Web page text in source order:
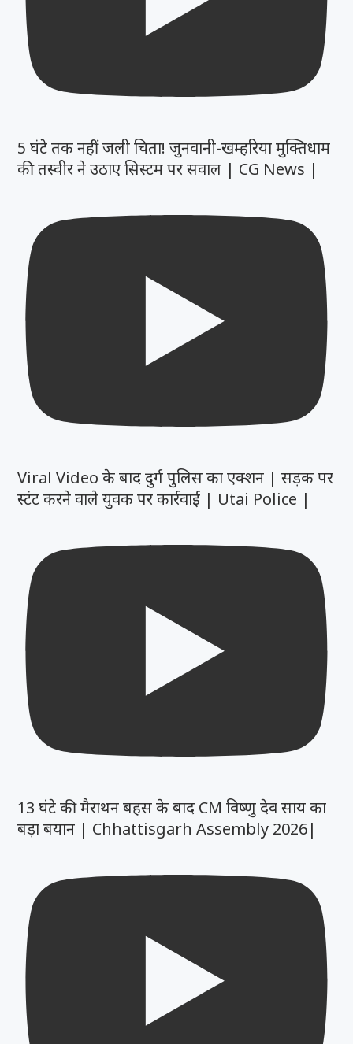
5 घंटे तक नहीं जली चिता! जुनवानी-खम्हरिया मुक्तिधाम
की तस्वीर ने उठाए सिस्टम पर सवाल | CG News |
Viral Video के बाद दुर्ग पुलिस का एक्शन | सड़क पर
स्टंट करने वाले युवक पर कार्रवाई | Utai Police |
13 घंटे की मैराथन बहस के बाद CM विष्णु देव साय का
बड़ा बयान | Chhattisgarh Assembly 2026|